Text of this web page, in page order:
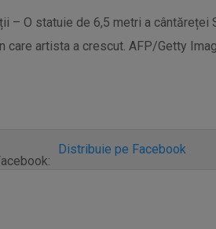
– O statuie de 6,5 metri a cântăreței
care artista a crescut. AFP/Getty
Distribuie pe Facebook